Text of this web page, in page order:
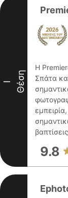
I Θέση
Η
Σπάτα
9.8